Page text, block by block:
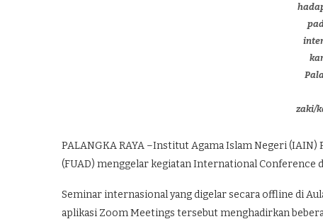
zaki/
PALANGKA RAYA –Institut Agama Islam Negeri (IAIN)
(FUAD) menggelar kegiatan International Conference
Seminar internasional yang digelar secara offline di
aplikasi Zoom Meetings tersebut menghadirkan